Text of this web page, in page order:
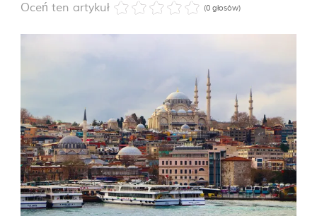
Oceń ten artykuł (0 głosów)